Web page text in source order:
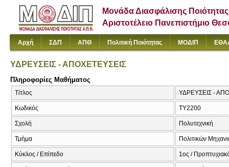
Μονάδα Διασφάλισης Ποιότητας
Αριστοτέλειο Πανεπιστήμιο
Αρχή ΣΔΠ ΑΠΘ Πολιτική Ποιότητας ΜΟΔΙΠ
ΥΔΡΕΥΣΕΙΣ - ΑΠΟΧΕΤΕΥΣΕΙΣ
Πληροφορίες Μαθήματος
Τίτλος ΥΔΡΕΥΣΕΙΣ -
Κωδικός ΤΥ2200
Σχολή Πολυτεχνική
Τμήμα Πολιτικών
Κύκλος / Επίπεδο 1ος /